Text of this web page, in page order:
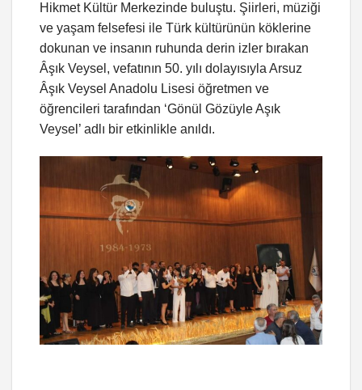
Hikmet Kültür Merkezinde buluştu. Şiirleri, müziği
ve yaşam felsefesi ile Türk kültürünün köklerine
dokunan ve insanın ruhunda derin izler bırakan
Âşık Veysel, vefatının 50. yılı dolayısıyla Arsuz
Âşık Veysel Anadolu Lisesi öğretmen ve
öğrencileri tarafından ‘Gönül Gözüyle Aşık
Veysel’ adlı bir etkinlikle anıldı.